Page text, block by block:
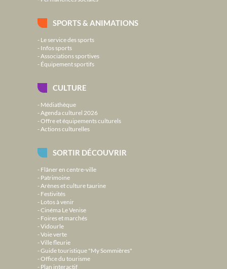
SPORTS & ANIMATIONS
Le service des sports
Infos sports
Associations sportives
Équipement sportifs
CULTURE
Médiathèque
Agenda culturel 2026
Offre et équipements culturels
Actions culturelles
SORTIR DÉCOUVRIR
Flâner en centre-ville
Patrimoine
Arènes et culture taurine
Festivités
Lotos à venir
Cinéma Le Venise
Foires et marchés
Vidourle
Voie verte
Ville fleurie
Guide touristique "My Sommières"
Office du tourisme
Plan interactif